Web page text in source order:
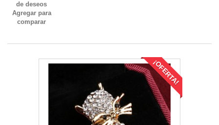
de deseos
Agregar para
comparar
¡OFERTA!